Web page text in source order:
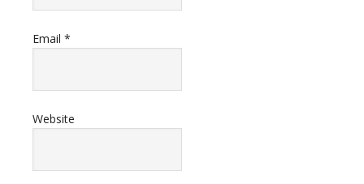
Email *
Website